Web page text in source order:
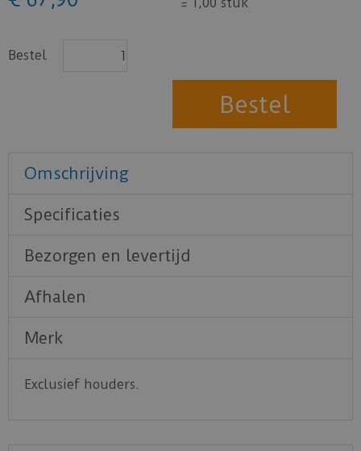
Bestel
Omschrijving
Specificaties
Bezorgen en levertijd
Afhalen
Merk
Exclusief houders.